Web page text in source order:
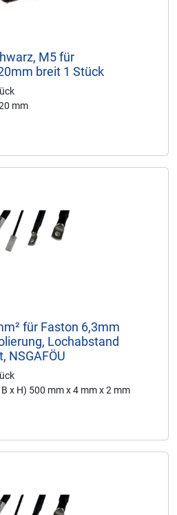
M5 für
breit 1 Stück
mm
für Faston 6,3mm
Lochabstand
NSGAFÖU
B x H) 500 mm x 4 mm x 2 mm